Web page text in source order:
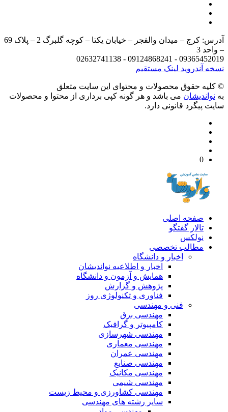
آدرس: کرج – میدان والفجر – خیابان یکتا – کوچه گلبرگ 2 – پلاک 69
3
09365452019 - 09124868241 -
آندرویدلینک مستقیم
حقوق محصولات و محتوای اين سایت متعلق
می باشد و هر گونه کپی برداری از محتوا و محصولات
پیگرد قانونی دارد.
صفحه اصلی
تالار گفتگو
نولکس
مطالب تخصصی
اخبار و دانشگاه
اخبار و اطلاعیه نواندیشان
همایش و آزمون و دانشگاه
پژوهش و گزارش
فناوری و تکنولوژی روز
فنی و مهندسی
مهندسی برق
کامپیوتر و گرافیک
مهندسی شهرسازی
مهندسی معماری
مهندسی عمران
مهندسی صنایع
مهندسی مکانیک
مهندسی شیمی
مهندسی کشاورزی و محیط زیست
سایر رشته های مهندسی